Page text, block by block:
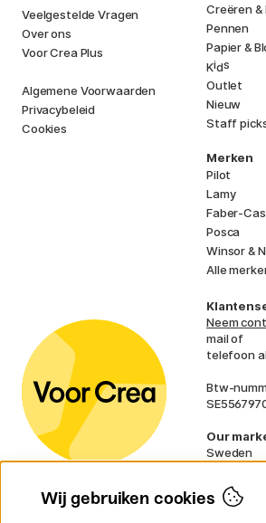
Veelgestelde Vragen
Over ons
Voor Crea Plus
Algemene Voorwaarden
Privacybeleid
Cookies
Creëren &
Pennen
Papier &
Kids
Outlet
Nieuw
Staff
Merken
Pilot
Lamy
Faber-
Posca
Winsor &
Alle
Neem
mail of
telefoon
Btw-
Our
Sweden
Denmark
Finland
Wij gebruiken cookies